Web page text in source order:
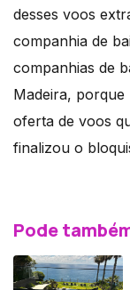
desses voos
companhia de
companhias de
Madeira,
oferta de voos
finalizou o
Pode